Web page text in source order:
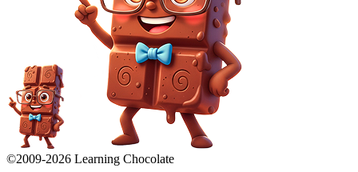
©2009-2026 Learning Chocolate